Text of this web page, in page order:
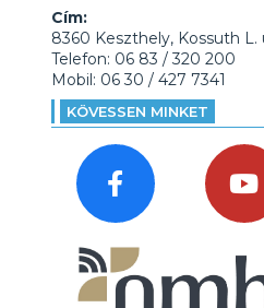
Cím:
8360 Keszthely, Kossuth L.
Telefon: 06 83 / 320 200
Mobil: 06 30 / 427 7341
KÖVESSEN MINKET